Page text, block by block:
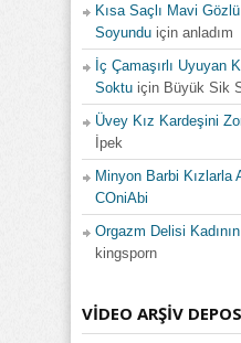
Kısa Saçlı Mavi
Soyundu için anladım
İç Çamaşırlı Uyuyan
Soktu için Büyük Sik
Üvey Kız Kardeşini
İpek
Minyon Barbi Kızlarla
COniAbi
Orgazm Delisi
kingsporn
VIDEO ARŞIV